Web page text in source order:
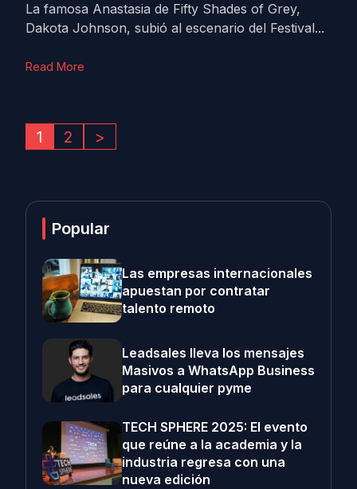
La famosa Anastasia de Fifty Shades of Grey,
Dakota Johnson, subió al escenario del Festival...
Read More
1 2 >
Popular
Las empresas internacionales
apuestan por contratar
talento remoto
Leadsales lleva los mensajes
Masivos a WhatsApp Business
para cualquier pyme
TECH SPHERE 2025: El evento
que reúne a la academia y la
industria regresa con una
nueva edición